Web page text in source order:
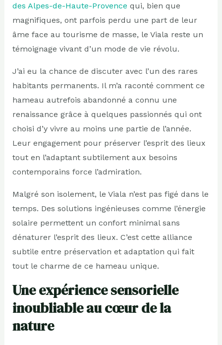
des Alpes-de-Haute-Provence qui, bien que
magnifiques, ont parfois perdu une part de leur
âme face au tourisme de masse, le Viala reste un
témoignage vivant d’un mode de vie révolu.
J’ai eu la chance de discuter avec l’un des rares
habitants permanents. Il m’a raconté comment ce
hameau autrefois abandonné a connu une
renaissance grâce à quelques passionnés qui ont
choisi d’y vivre au moins une partie de l’année.
Leur engagement pour préserver l’esprit des lieux
tout en l’adaptant subtilement aux besoins
contemporains force l’admiration.
Malgré son isolement, le Viala n’est pas figé dans le
temps. Des solutions ingénieuses comme l’énergie
solaire permettent un confort minimal sans
dénaturer l’esprit des lieux. C’est cette alliance
subtile entre préservation et adaptation qui fait
tout le charme de ce hameau unique.
Une expérience sensorielle
inoubliable au cœur de la
nature